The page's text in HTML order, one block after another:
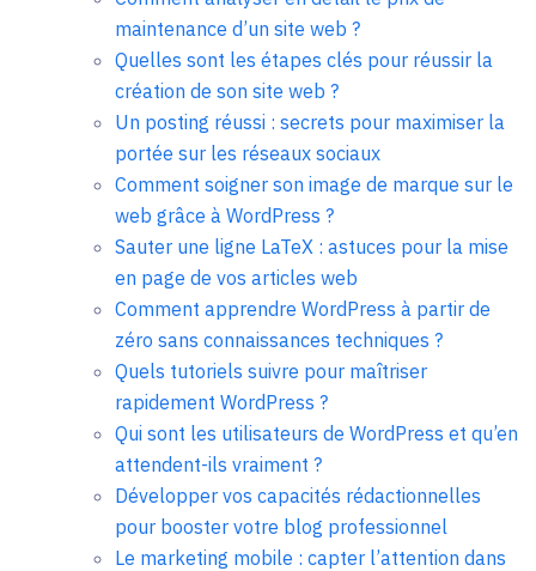
maintenance d’un site web ?
Quelles sont les étapes clés pour réussir la
création de son site web ?
Un posting réussi : secrets pour maximiser la
portée sur les réseaux sociaux
Comment soigner son image de marque sur le
web grâce à WordPress ?
Sauter une ligne LaTeX : astuces pour la mise
en page de vos articles web
Comment apprendre WordPress à partir de
zéro sans connaissances techniques ?
Quels tutoriels suivre pour maîtriser
rapidement WordPress ?
Qui sont les utilisateurs de WordPress et qu’en
attendent-ils vraiment ?
Développer vos capacités rédactionnelles
pour booster votre blog professionnel
Le marketing mobile : capter l’attention dans